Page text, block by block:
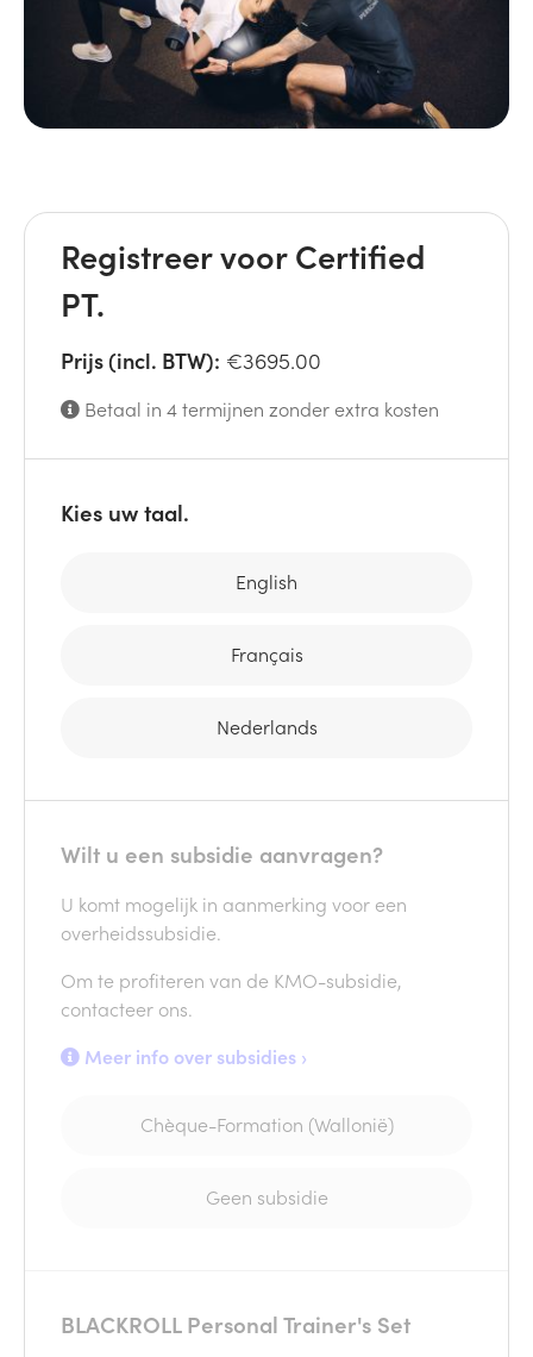
Registreer voor Certified
PT.
Prijs (incl. BTW): €3695.00
Betaal in 4 termijnen zonder extra kosten
Kies uw taal.
English
Français
Nederlands
Wilt u een subsidie aanvragen?
U komt mogelijk in aanmerking voor een
overheidssubsidie.
Om te profiteren van de KMO-subsidie,
contacteer ons.
Meer info over subsidies ›
Chèque-Formation (Wallonië)
Geen subsidie
BLACKROLL Personal Trainer's Set